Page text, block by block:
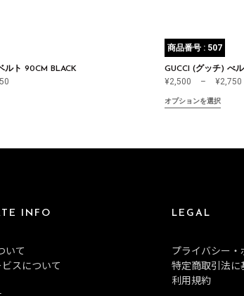
ルト 90CM BLACK
商品番号 : 507
GUCCI (グッチ) べ
¥2,500 – ¥2,750
オプションを選択
INFO
いて
スについて
LEGAL
プライバシー・
特定商取引法に
利用規約